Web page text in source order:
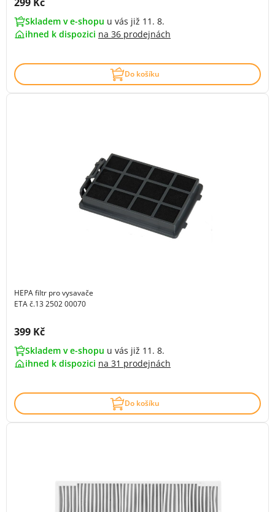
Skladem v e-shopu u vás již 11. 8.
ihned k dispozici na 36 prodejnách
Do košíku
HEPA filtr pro vysavače
ETA č.13 2502 00070
Cena s DPH:
399 Kč
Skladem v e-shopu u vás již 11. 8.
ihned k dispozici na 31 prodejnách
Do košíku